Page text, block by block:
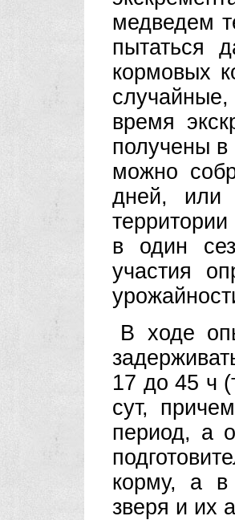
медведем
пытаться
кормовых
время
получены в
можно
дней, или
в один
участия
В ходе
17 до 45 ч
сут,
период, а
корму, а в
зверя и их